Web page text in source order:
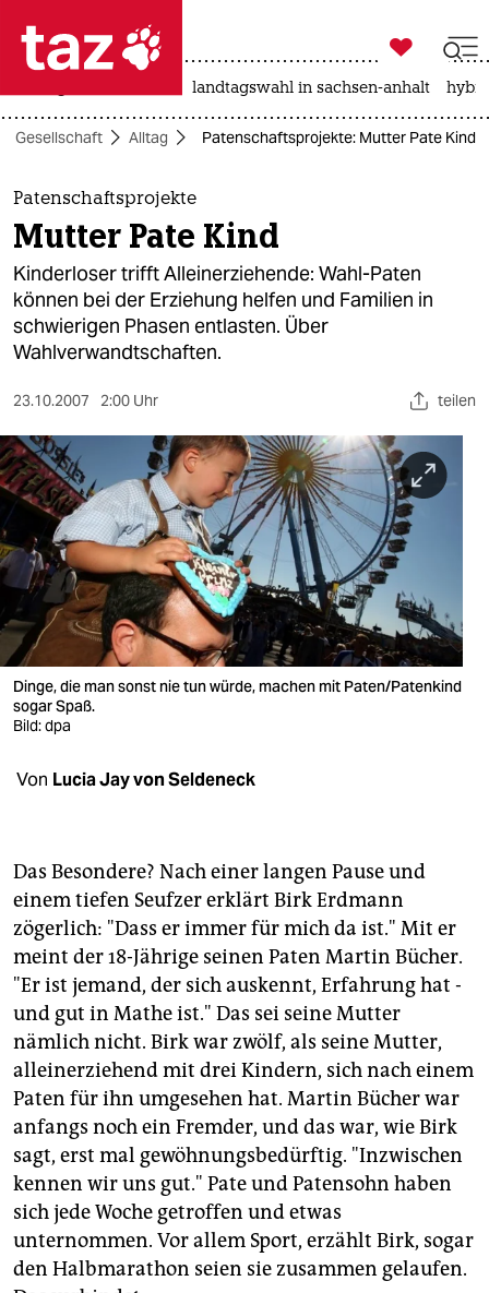
 taz zahl ich
taz zahl ich
themen
politik
öko
gesellschaft
kultur
sport
berlin
nord
wahrheit
verlag
verlag
veranstaltungen
abo
genossenschaft
epaper login

taz zahl ich
landtagswahl in sachsen-anhalt
Gesellschaft Alltag Patenschaftsprojekte: Mutter Pate Kind
Patenschaftsprojekte
Mutter Pate Kind
Kinderloser trifft Alleinerziehende: Wahl-Paten
können bei der Erziehung helfen und Familien in
schwierigen Phasen entlasten. Über
Wahlverwandtschaften.
23.10.2007 2:00 Uhr teilen
Dinge, die man sonst nie tun würde, machen mit Paten/Patenkind
sogar Spaß.
Bild: dpa
Von Lucia Jay von Seldeneck
Das Besondere? Nach einer langen Pause und
einem tiefen Seufzer erklärt Birk Erdmann
zögerlich: "Dass er immer für mich da ist." Mit er
meint der 18-Jährige seinen Paten Martin Bücher.
"Er ist jemand, der sich auskennt, Erfahrung hat -
und gut in Mathe ist." Das sei seine Mutter
nämlich nicht. Birk war zwölf, als seine Mutter,
alleinerziehend mit drei Kindern, sich nach einem
Paten für ihn umgesehen hat. Martin Bücher war
anfangs noch ein Fremder, und das war, wie Birk
sagt, erst mal gewöhnungsbedürftig. "Inzwischen
kennen wir uns gut." Pate und Patensohn haben
sich jede Woche getroffen und etwas
unternommen. Vor allem Sport, erzählt Birk, sogar
den Halbmarathon seien sie zusammen gelaufen.